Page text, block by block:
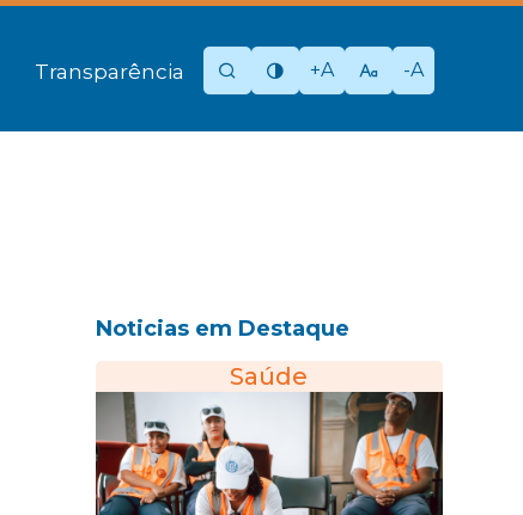
Transparência +A -A
Noticias em Destaque
Saúde